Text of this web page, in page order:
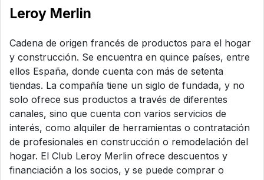
Leroy Merlin
Cadena de origen francés de productos para el hogar
y construcción. Se encuentra en quince países, entre
ellos España, donde cuenta con más de setenta
tiendas. La compañía tiene un siglo de fundada, y no
solo ofrece sus productos a través de diferentes
canales, sino que cuenta con varios servicios de
interés, como alquiler de herramientas o contratación
de profesionales en construcción o remodelación del
hogar. El Club Leroy Merlin ofrece descuentos y
financiación a los socios, y se puede comprar o